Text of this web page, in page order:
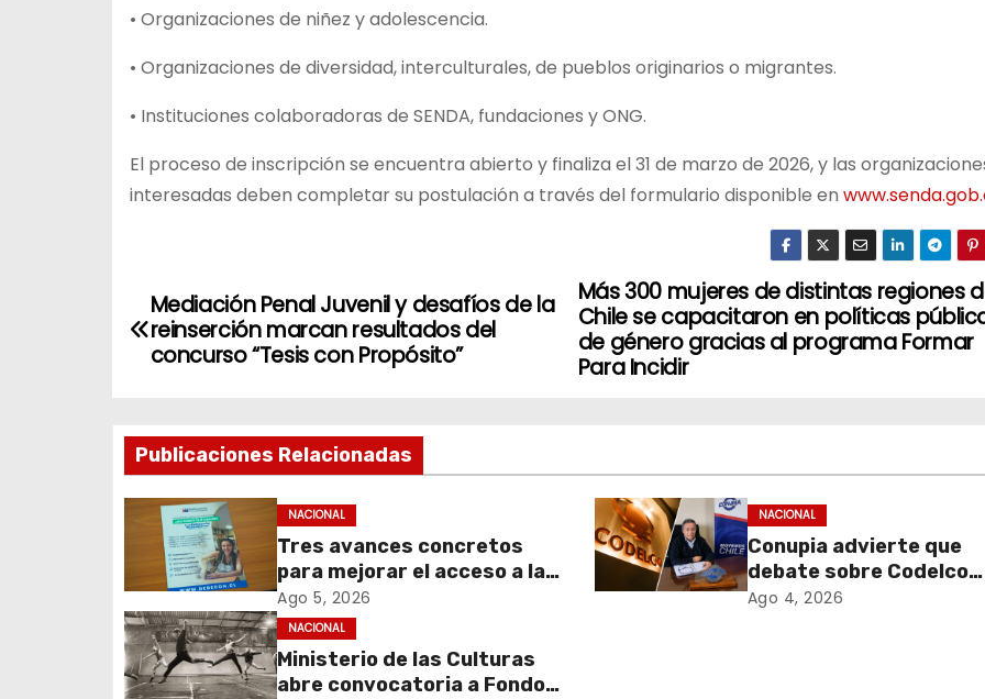
• Organizaciones de niñez y adolescencia.
• Organizaciones de diversidad, interculturales, de pueblos originarios o migrantes.
• Instituciones colaboradoras de SENDA, fundaciones y ONG.
El proceso de inscripción se encuentra abierto y finaliza el 31 de marzo de 2026, y las
interesadas deben completar su postulación a través del formulario disponible en
N
a
e
g
c
i
ó
Más 300 mujeres de distintas regiones
Chile se capacitaron en políticas
de género gracias al programa Formar
Para Incidir
Mediación Penal Juvenil y desafíos de la
reinserción marcan resultados del
concurso “Tesis con Propósito”
Publicaciones Relacionadas
NACIONAL
Tres avances concretos
para mejorar el acceso a la
información y proteger los
derechos de los
contribuyentes en materia
de avalúos y contribuciones
Ago 5, 2026
NACIONAL
Conupia advierte que
debate sobre Codelco
podría abrir la puerta a
Ago 4, 2026
NACIONAL
Ministerio de las Culturas
abre convocatoria a Fondos